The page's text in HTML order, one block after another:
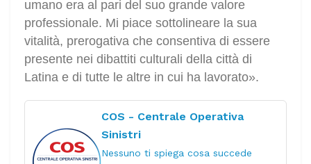
umano era al pari del suo grande valore
professionale. Mi piace sottolineare la sua
vitalità, prerogativa che consentiva di essere
presente nei dibattiti culturali della città di
Latina e di tutte le altre in cui ha lavorato».
COS - Centrale Operativa
Sinistri
Nessuno ti spiega cosa succede